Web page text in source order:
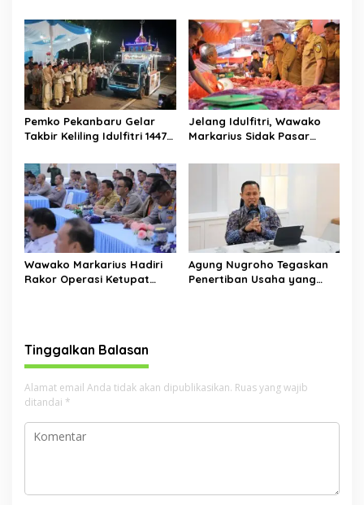
Takbiran Rumbai Kian
Meriah
Pemko Pekanbaru Gelar
Takbir Keliling Idulfitri 1447
Sultan Syarif Kasim dengan
Pawai Obor dan Mobil Hias
Jelang Idulfitri, Wawako
Markarius Sidak Pasar
Pastikan Harga Pangan
Stabil dan Stok Aman
Wawako Markarius Hadiri
Rakor Operasi Ketupat
Agung Nugroho Tegaskan
Penertiban Usaha yang
Tinggalkan Balasan
Alamat email Anda tidak akan dipublikasikan. Ruas yang wajib
ditandai *